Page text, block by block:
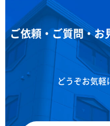
ご依頼・ご質問・お
どうぞお気軽